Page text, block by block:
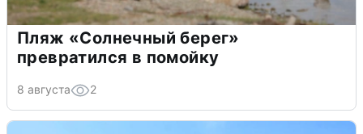
Пляж «Солнечный берег»
превратился в помойку
8 августа 2